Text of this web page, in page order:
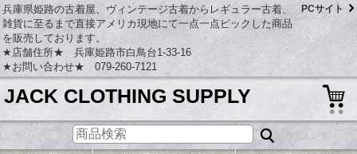
兵庫県姫路の古着屋、ヴィンテージ古着からレギュラー古着、
雑貨に至るまで直接アメリカ現地にて一点一点ピックした商品
を販売しております。
★店舗住所★ 兵庫姫路市白鳥台1-33-16
★お問い合わせ★ 079-260-7121
PCサイト
JACK CLOTHING SUPPLY